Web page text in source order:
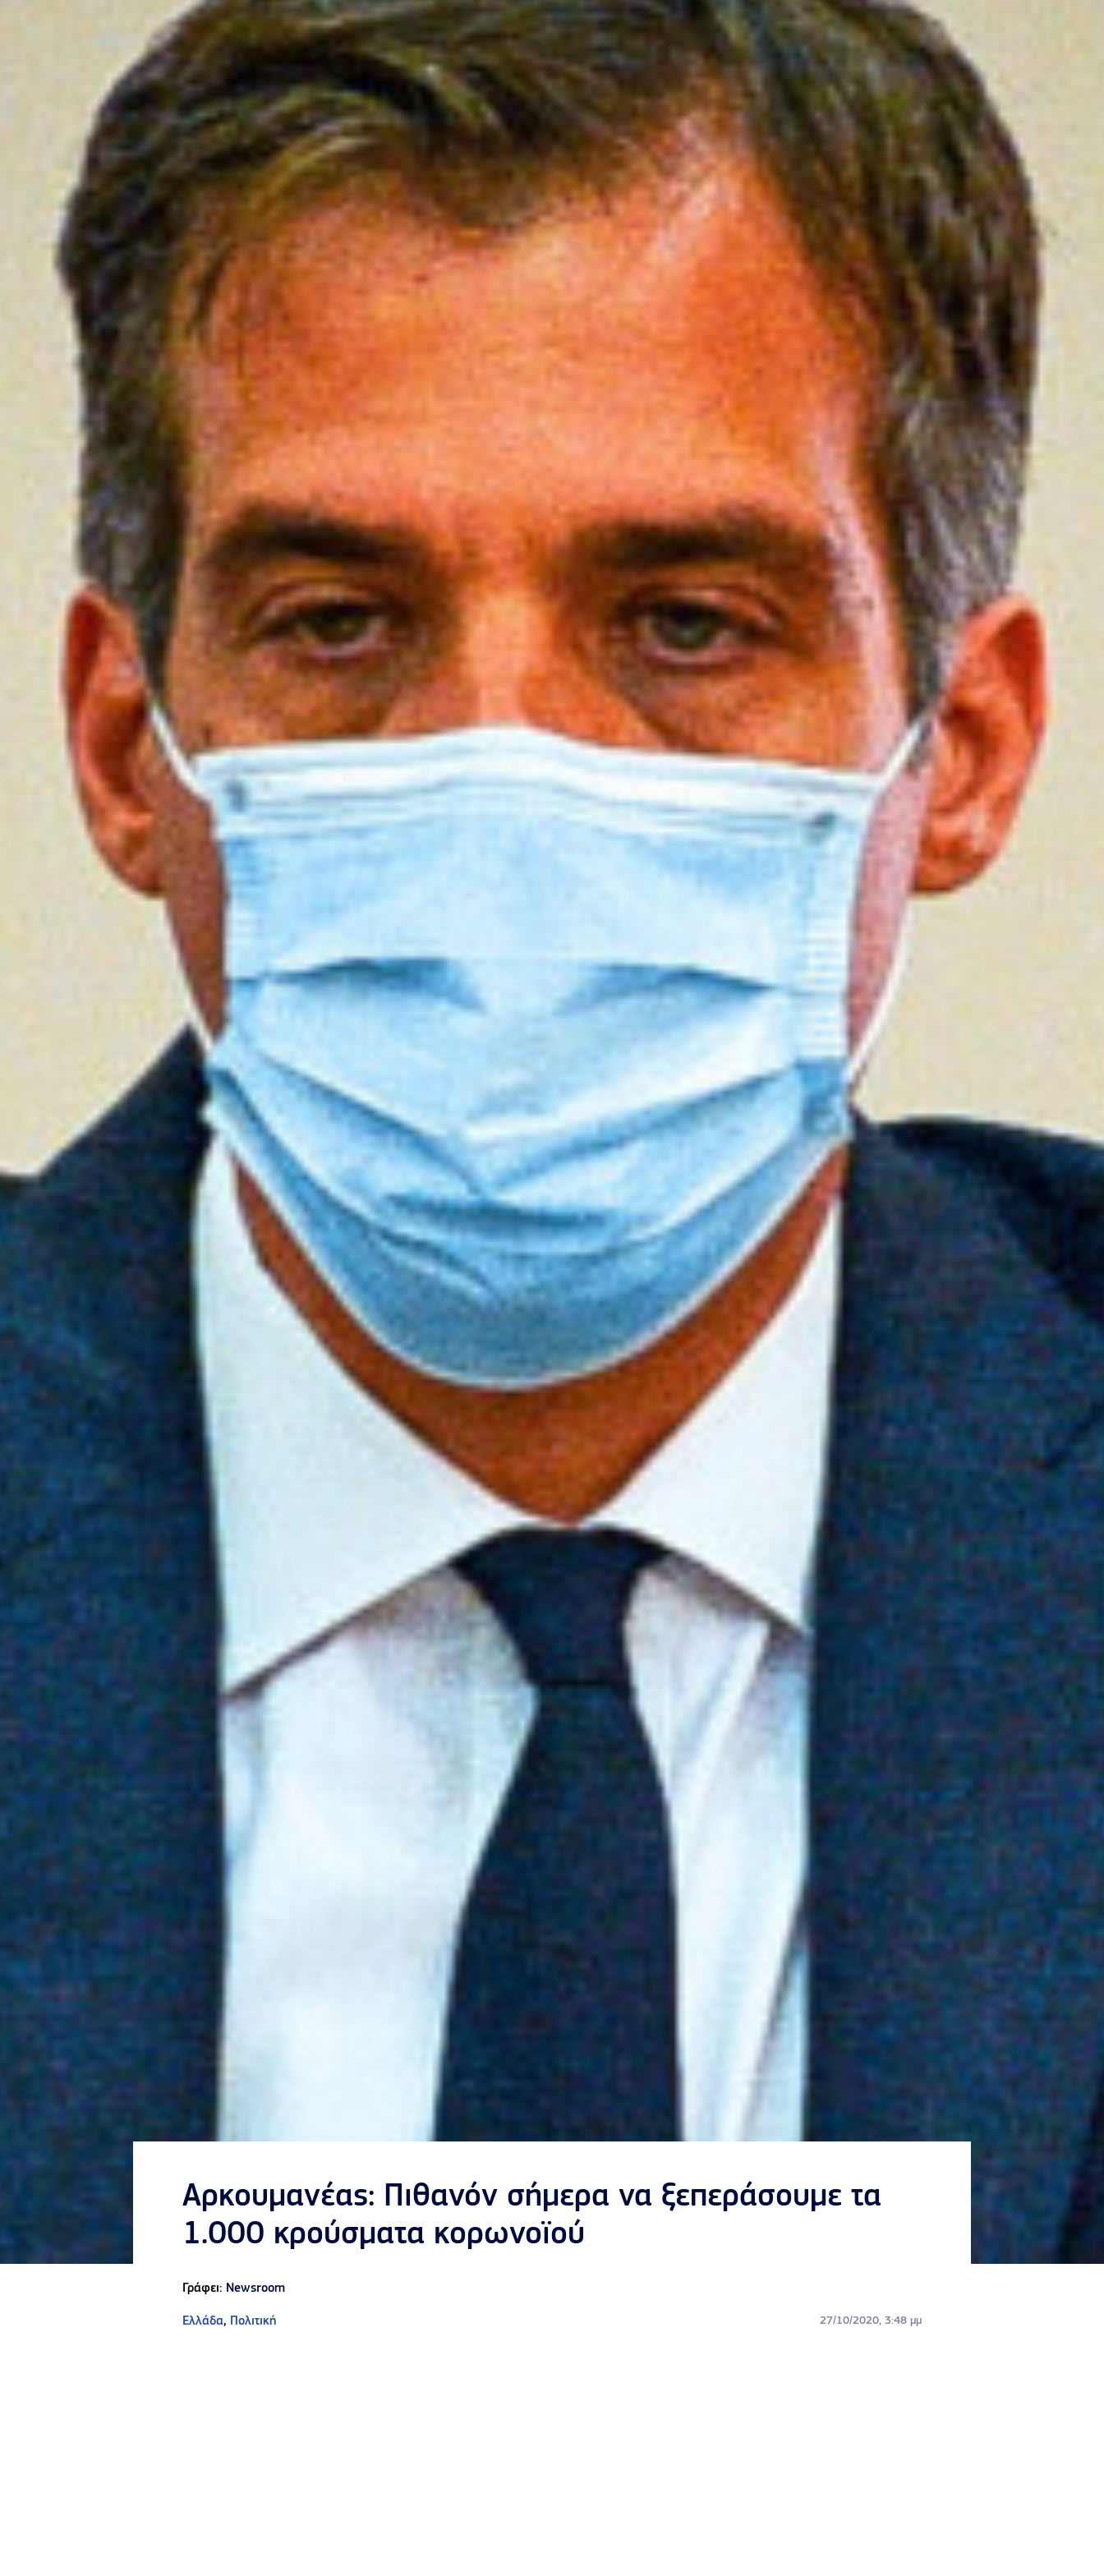
Αρκουμανέας: Πιθανόν σήμερα να ξεπεράσουμε τα
1.000 κρούσματα κορωνοϊού
Γράφει: Newsroom
Ελλάδα, Πολιτική 27/10/2020, 3:48 μμ